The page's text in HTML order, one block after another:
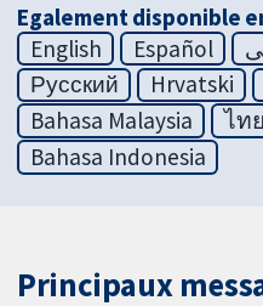
Egalement disponible
English
Español
Русский
Hrvatski
Bahasa Malaysia
ไทย
Bahasa Indonesia
Principaux